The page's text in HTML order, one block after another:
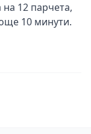
на 12 парчета,
10 минути.